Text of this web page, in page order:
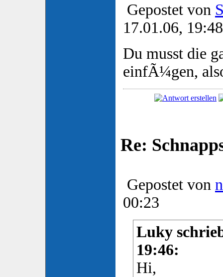
Gepostet von
17.01.06, 19:48
Du musst die
einfÃ¼gen,
Re:
Gepostet von
00:23
Luky
19:46:
Hi,